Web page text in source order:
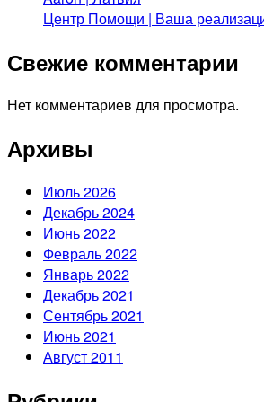
Центр Помощи | Ваша
Свежие комментарии
Нет комментариев для просмотра.
Архивы
Июль 2026
Декабрь 2024
Июнь 2022
Февраль 2022
Январь 2022
Декабрь 2021
Сентябрь 2021
Июнь 2021
Август 2011